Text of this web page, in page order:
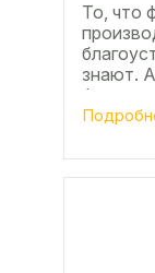
То, что
знают.
фанеры
часы?